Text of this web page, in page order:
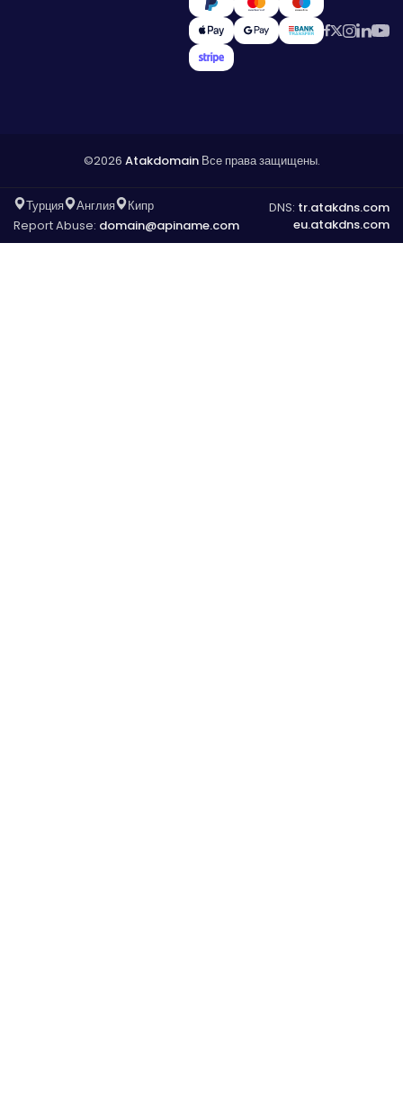
©2026 AtakdomainВсе права защищены.
Турция Англия
Кипр
Report Abuse: domain@apiname.com
DNS: tr.atakdns.com
eu.atakdns.com